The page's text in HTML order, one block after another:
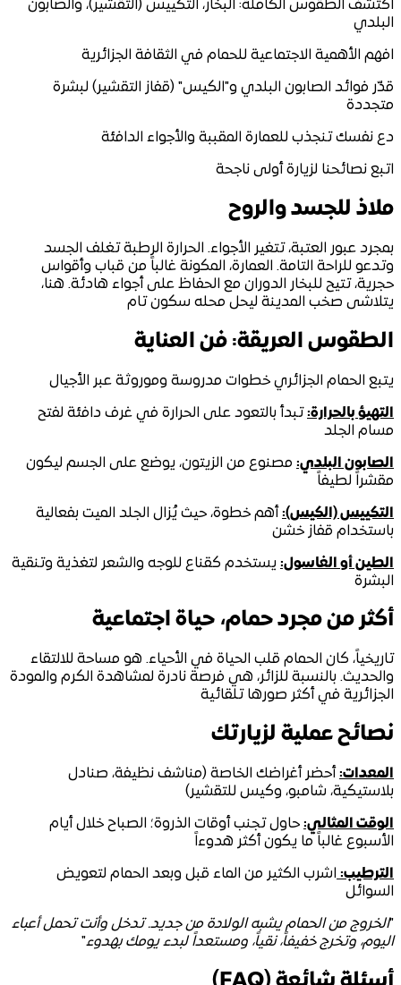
اكتشف الطقوس الكاملة: البخار، التكييس (التقشير)، والصابون
البلدي
افهم الأهمية الاجتماعية للحمام في الثقافة الجزائرية
قدّر فوائد الصابون البلدي و"الكيس" (قفاز التقشير) لبشرة
متجددة
دع نفسك تنجذب للعمارة المقببة والأجواء الدافئة
اتبع نصائحنا لزيارة أولى ناجحة
ملاذ للجسد والروح
بمجرد عبور العتبة، تتغير الأجواء. الحرارة الرطبة تغلف الجسد
وتدعو للراحة التامة. العمارة، المكونة غالباً من قباب وأقواس
حجرية، تتيح للبخار الدوران مع الحفاظ على أجواء هادئة. هنا،
يتلاشى صخب المدينة ليحل محله سكون تام
الطقوس العريقة: فن العناية
يتبع الحمام الجزائري خطوات مدروسة وموروثة عبر الأجيال
التهيؤ بالحرارة:تبدأ بالتعود على الحرارة في غرف دافئة لفتح
مسام الجلد
الصابون البلدي: مصنوع من الزيتون، يوضع على الجسم ليكون
مقشراً لطيفاً
التكييس (الكيس):أهم خطوة، حيث يُزال الجلد الميت بفعالية
باستخدام قفاز خشن
الطين أو الغاسول: يستخدم كقناع للوجه والشعر لتغذية وتنقية
البشرة
أكثر من مجرد حمام، حياة اجتماعية
تاريخياً، كان الحمام قلب الحياة في الأحياء. هو مساحة للالتقاء
والحديث. بالنسبة للزائر، هي فرصة نادرة لمشاهدة الكرم والمودة
الجزائرية في أكثر صورها تلقائية
نصائح عملية لزيارتك
المعدات: أحضر أغراضك الخاصة (مناشف نظيفة، صنادل
بلاستيكية، شامبو، وكيس للتقشير)
الوقت المثالي: حاول تجنب أوقات الذروة؛ الصباح خلال أيام
الأسبوع غالباً ما يكون أكثر هدوءاً
الترطيب: اشرب الكثير من الماء قبل وبعد الحمام لتعويض
السوائل
"الخروج من الحمام يشبه الولادة من جديد. تدخل وأنت تحمل أعباء
اليوم، وتخرج خفيفاً، نقياً، ومستعداً لبدء يومك بهدوء"